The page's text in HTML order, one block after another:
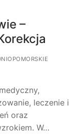
–
leczenie i
oraz
W…